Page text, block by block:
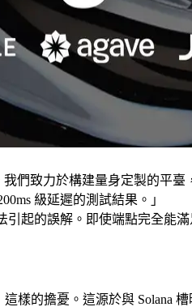
們致力於構建量身定製的平臺
級延遲的測試結果。」
起的誤解。即使端點完全能
樣的擔憂。這源於與 Solana